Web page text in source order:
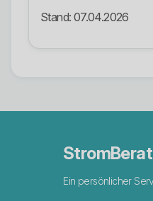
Stand: 07.04.2026
Ein persönlicher